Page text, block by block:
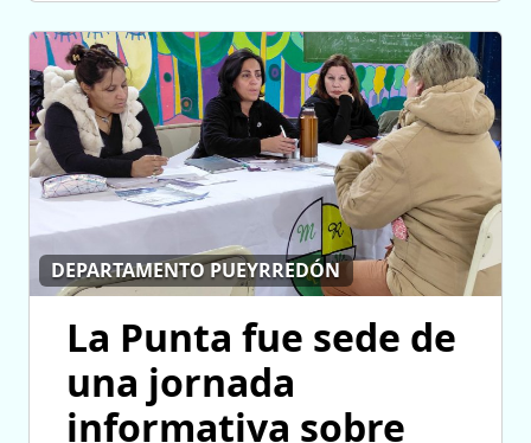
DEPARTAMENTO PUEYRREDÓN
La Punta fue sede de
una jornada
informativa sobre